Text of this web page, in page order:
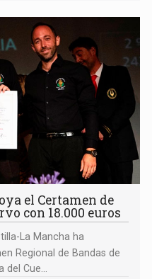
de Bandas de Mota del
el Certamen de
con 18.000 euros
La Mancha ha
Regional de Bandas de
del Cue...